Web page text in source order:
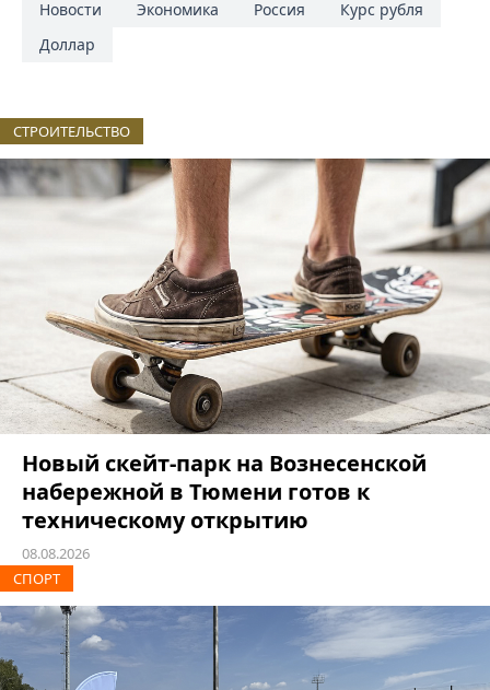
Новости Экономика Россия
Курс рубля
Доллар
СТРОИТЕЛЬСТВО
Новый скейт-парк на Вознесенской
набережной в Тюмени готов к
техническому открытию
08.08.2026
СПОРТ